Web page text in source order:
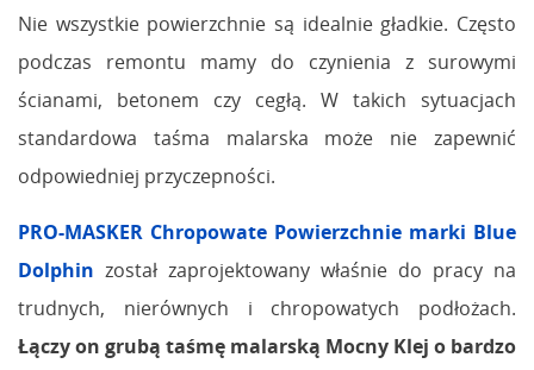
Nie wszystkie powierzchnie są idealnie gładkie. Często
podczas remontu mamy do czynienia z surowymi
ścianami, betonem czy cegłą. W takich sytuacjach
standardowa taśma malarska może nie zapewnić
odpowiedniej przyczepności.
PRO-MASKER Chropowate Powierzchnie marki Blue
Dolphin został zaprojektowany właśnie do pracy na
trudnych, nierównych i chropowatych podłożach.
Łączy on grubą taśmę malarską Mocny Klej o bardzo